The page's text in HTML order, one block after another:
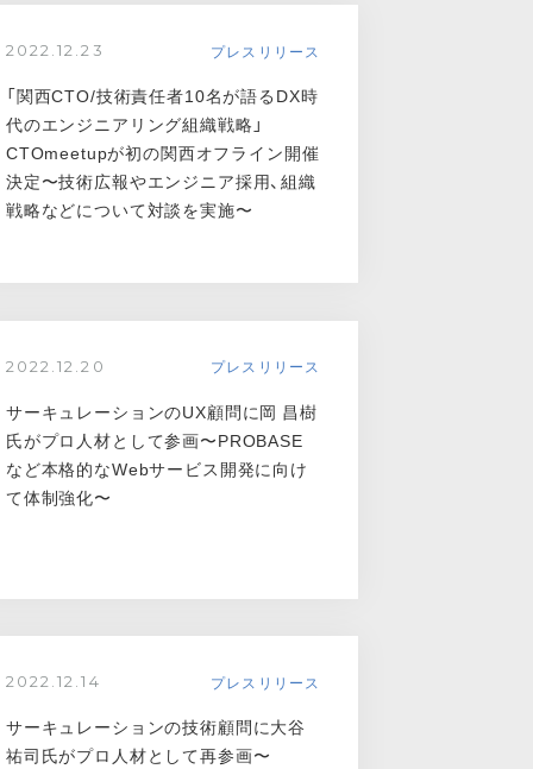
2022.12.23 プレスリリース
「関西CTO/技術責任者10名が語るDX時
代のエンジニアリング組織戦略」
CTOmeetupが初の関西オフライン開催
決定〜技術広報やエンジニア採用、組織
戦略などについて対談を実施〜
2022.12.20 プレスリリース
サーキュレーションのUX顧問に岡 昌樹
氏がプロ人材として参画〜PROBASE
など本格的なWebサービス開発に向け
て体制強化〜
2022.12.14 プレスリリース
サーキュレーションの技術顧問に大谷
祐司氏がプロ人材として再参画〜